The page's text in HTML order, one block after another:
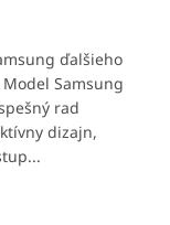
ďalšieho
Samsung
rad
dizajn,